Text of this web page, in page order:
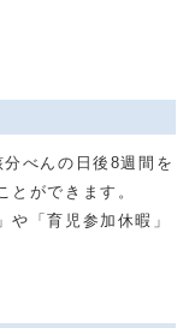
べんの日後8週間を
とができます。
や「育児参加休暇」